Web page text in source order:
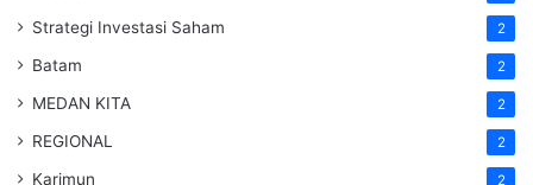
Strategi Investasi Saham 2
Batam 2
MEDAN KITA 2
REGIONAL 2
Karimun 2